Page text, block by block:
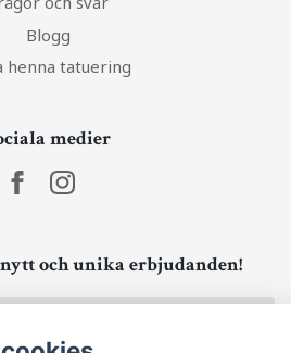
Blogg
henna tatuering
medier
nytt och unika erbjudanden!